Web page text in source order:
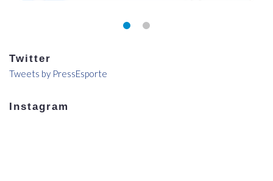
Twitter
Tweets by PressEsporte
Instagram